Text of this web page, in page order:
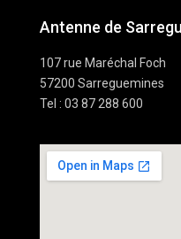
Antenne de
107 rue Maréchal Foch
57200 Sarreguemines
Tel : 03 87 288 600